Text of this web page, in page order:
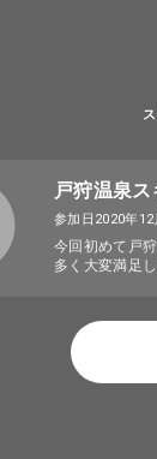
戸狩温泉
参加日2020年12
今回初めて戸
多く大変満足し